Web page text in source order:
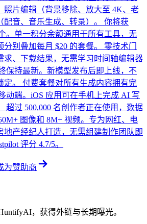
照片编辑（背景移除、放大至 4K、老
配音、音乐生成、转录）。 你将获
。单一积分余额通用于所有工具，无
别叠加每月 $20 的套餐。 零技术门
求、下载结果，无需学习时间轴编辑器
保持最新。新模型发布后即上线，不
定。 付费套餐对所有生成内容拥有完
动端。iOS 应用可在手机上完成 AI 写
超过 500,000 名创作者正在使用，数据
图像和 8M+ 视频。专为网红、电
地产经纪人打造，无需组建制作团队即
评分 4.7/5。
为赞助商
，获得外链与长期曝光。